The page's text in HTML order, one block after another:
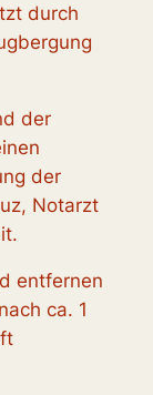
durch
der
der
Notarzt
entfernen
ca. 1